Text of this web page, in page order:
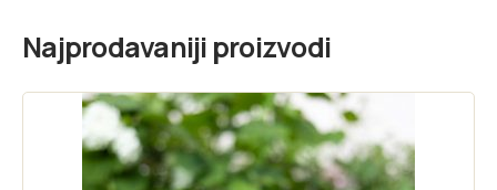
Najprodavaniji proizvodi